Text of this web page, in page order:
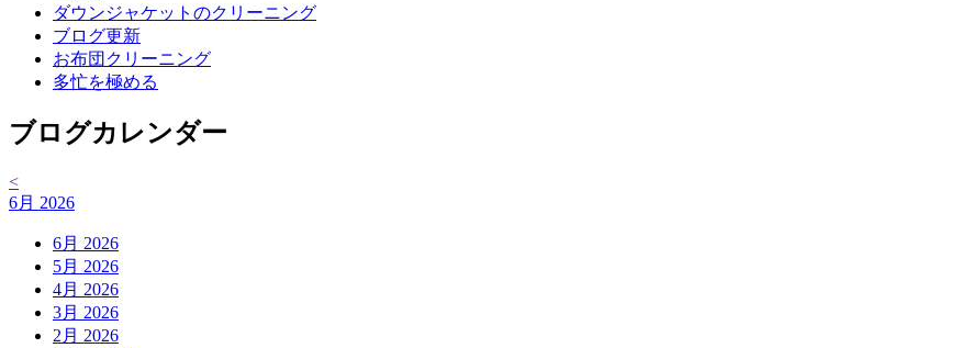
ダウンジャケットのクリーニング
ブログ更新
お布団クリーニング
多忙を極める
ブログカレンダー
<
6月 2026
6月 2026
5月 2026
4月 2026
3月 2026
2月 2026